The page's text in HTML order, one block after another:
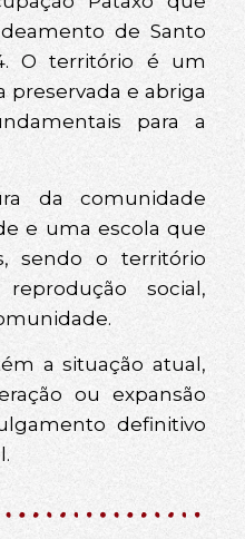
de Santo
O território é um
preservada e abriga
para a
da comunidade
e uma escola que
sendo o território
social,
a situação atual,
ou expansão
definitivo